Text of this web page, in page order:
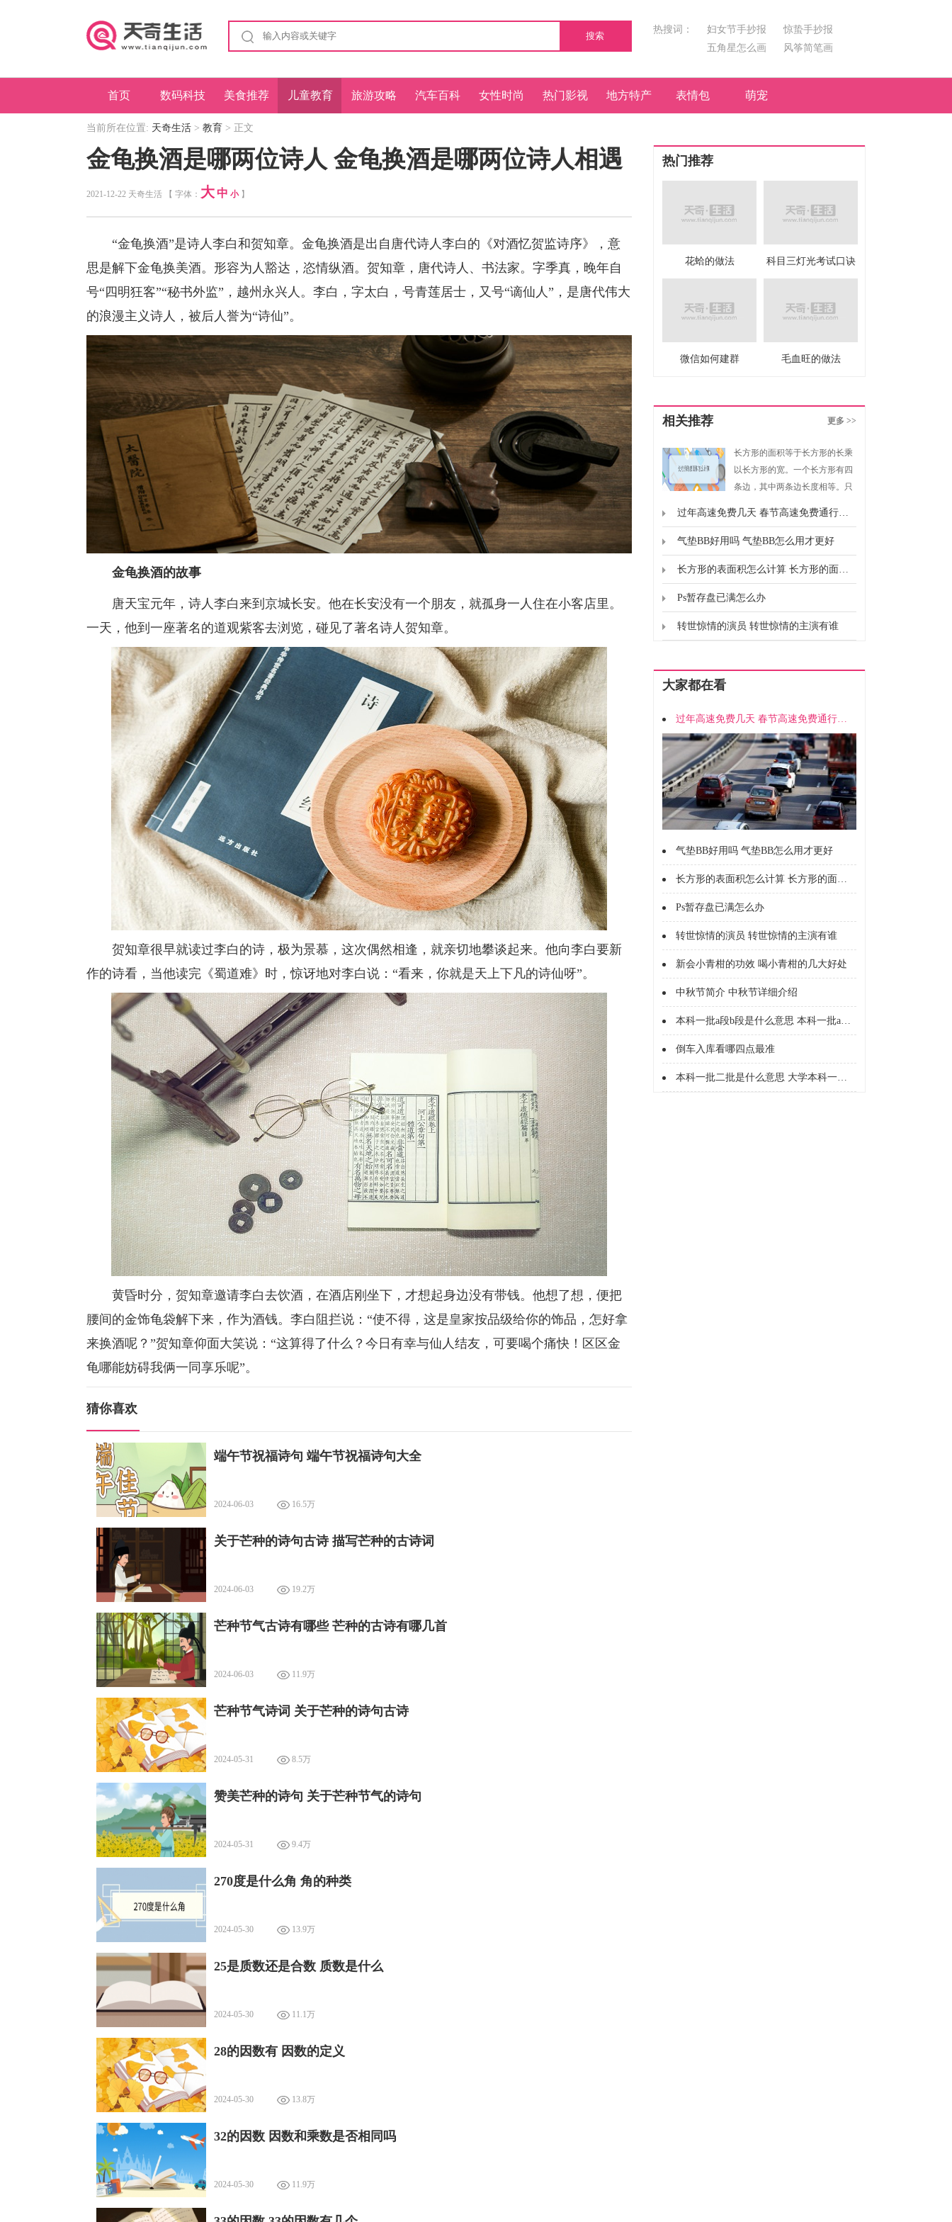
搜索
热搜词： 妇女节手抄报
惊蛰手抄报
五角星怎么画
风筝简笔画
首页 数码科技 美食推荐 儿童教育 旅游攻略 汽车百科 女性时尚 热门影视 地方特产 表情包 萌宠
当前所在位置: 天奇生活 > 教育 > 正文
金龟换酒是哪两位诗人 金龟换酒是哪两位诗人相遇
2021-12-22 天奇生活 【 字体： 大 中 小】
“金龟换酒”是诗人李白和贺知章。金龟换酒是出自唐代诗人李白的《对酒忆贺监诗序》，意
思是解下金龟换美酒。形容为人豁达，恣情纵酒。贺知章，唐代诗人、书法家。字季真，晚年自
号“四明狂客”“秘书外监”，越州永兴人。李白，字太白，号青莲居士，又号“谪仙人”，是唐代伟大
的浪漫主义诗人，被后人誉为“诗仙”。
金龟换酒的故事
唐天宝元年，诗人李白来到京城长安。他在长安没有一个朋友，就孤身一人住在小客店里。
一天，他到一座著名的道观紫客去浏览，碰见了著名诗人贺知章。
贺知章很早就读过李白的诗，极为景慕，这次偶然相逢，就亲切地攀谈起来。他向李白要新
作的诗看，当他读完《蜀道难》时，惊讶地对李白说：“看来，你就是天上下凡的诗仙呀”。
黄昏时分，贺知章邀请李白去饮酒，在酒店刚坐下，才想起身边没有带钱。他想了想，便把
腰间的金饰龟袋解下来，作为酒钱。李白阻拦说：“使不得，这是皇家按品级给你的饰品，怎好拿
来换酒呢？”贺知章仰面大笑说：“这算得了什么？今日有幸与仙人结友，可要喝个痛快！区区金
龟哪能妨碍我俩一同享乐呢”。
猜你喜欢
端午节祝福诗句 端午节祝福诗句大全
2024-06-03 16.5万
关于芒种的诗句古诗 描写芒种的古诗词
2024-06-03 19.2万
芒种节气古诗有哪些 芒种的古诗有哪几首
2024-06-03 11.9万
芒种节气诗词 关于芒种的诗句古诗
2024-05-31 8.5万
赞美芒种的诗句 关于芒种节气的诗句
2024-05-31 9.4万
270度是什么角 角的种类
2024-05-30 13.9万
25是质数还是合数 质数是什么
2024-05-30 11.1万
28的因数有 因数的定义
2024-05-30 13.8万
32的因数 因数和乘数是否相同吗
2024-05-30 11.9万
热门推荐
花蛤的做法 科目三灯光考试口诀
微信如何建群 毛血旺的做法
相关推荐 更多 >>
长方形的面积等于长方形的长乘
以长方形的宽。一个长方形有四
条边，其中两条边长度相等。只
果我们知道长方形的面积和长方
形的长，就可以求出长方形的
宽。
过年高速免费几天 春节高速免费通行时间
气垫BB好用吗 气垫BB怎么用才更好
长方形的表面积怎么计算 长方形的面积怎么计算的
Ps暂存盘已满怎么办
转世惊情的演员 转世惊情的主演有谁
大家都在看
过年高速免费几天 春节高速免费通行时间
气垫BB好用吗 气垫BB怎么用才更好
长方形的表面积怎么计算 长方形的面积怎么计算的
Ps暂存盘已满怎么办
转世惊情的演员 转世惊情的主演有谁
新会小青柑的功效 喝小青柑的几大好处
中秋节简介 中秋节详细介绍
本科一批a段b段是什么意思 本科一批a段b段什么意思
倒车入库看哪四点最准
本科一批二批是什么意思 大学本科一批二批是什么意思